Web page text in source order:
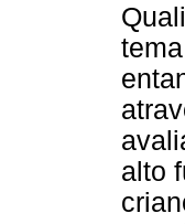
alto